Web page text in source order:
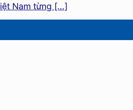
Nam từng [...]